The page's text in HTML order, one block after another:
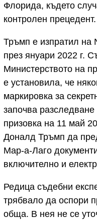
Флорида, където
контролен прецедент.
Тръмп е изпратил на
през януари 2022 г.
Министерството на
е установила, че
маркировка за
започва
призовка на 11 май
Доналд Тръмп да
Мар-а-Лаго
включително и
Редица съдебни
трябвало да оспори
обща. В нея не се